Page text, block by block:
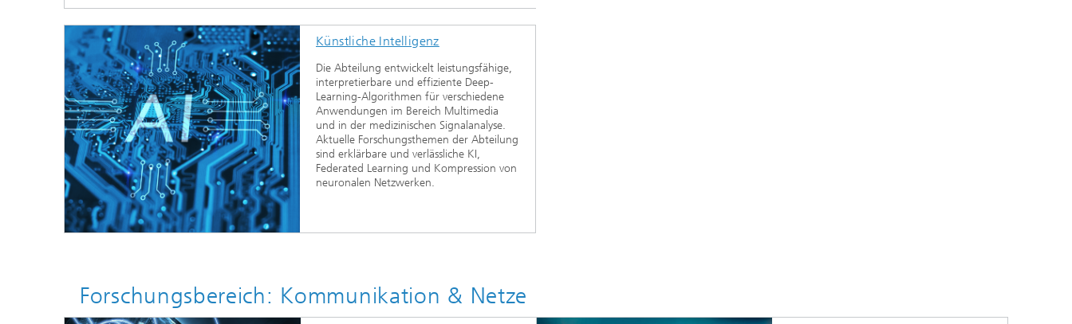
Künstliche Intelligenz
Die Abteilung entwickelt leistungsfähige,
interpretierbare und effiziente Deep-
Learning-Algorithmen für verschiedene
Anwendungen im Bereich Multimedia
und in der medizinischen Signalanalyse.
Aktuelle Forschungsthemen der Abteilung
sind erklärbare und verlässliche KI,
Federated Learning und Kompression von
neuronalen Netzwerken.
Forschungsbereich: Kommunikation & Netze